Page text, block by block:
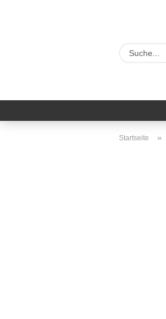
Startseite »